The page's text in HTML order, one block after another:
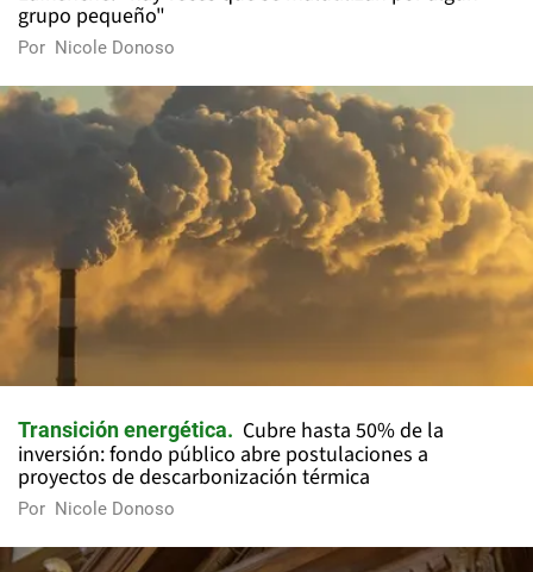
grupo pequeño"
Por Nicole Donoso
Transición energética
Cubre hasta 50% de la
inversión: fondo público abre postulaciones a
proyectos de descarbonización térmica
Por Nicole Donoso